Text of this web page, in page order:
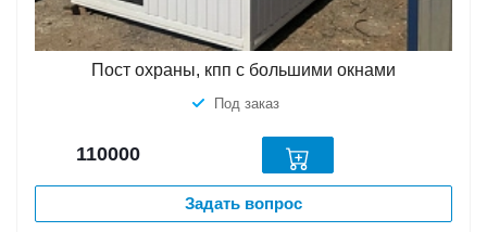
Пост охраны, кпп с большими окнами
Под заказ
110000
Задать вопрос